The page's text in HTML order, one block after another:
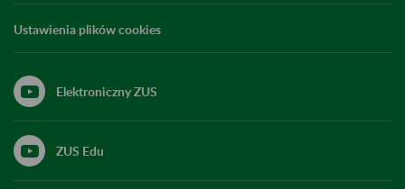
Ustawienia plików cookies
Elektroniczny ZUS
ZUS Edu